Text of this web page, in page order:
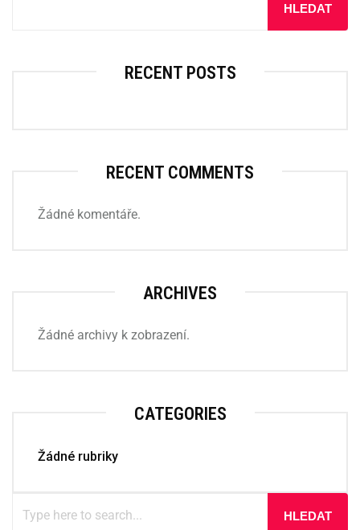
HLEDAT
RECENT POSTS
RECENT COMMENTS
Žádné komentáře.
ARCHIVES
Žádné archivy k zobrazení.
CATEGORIES
Žádné rubriky
HLEDAT